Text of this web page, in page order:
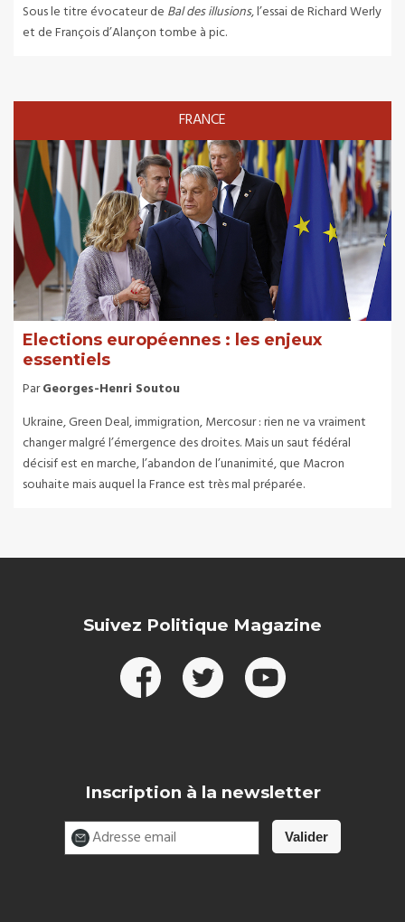
Sous le titre évocateur de Bal des illusions, l’essai de Richard Werly
et de François d’Alançon tombe à pic.
FRANCE
Elections européennes : les enjeux
essentiels
ParGeorges-Henri Soutou
Ukraine, Green Deal, immigration, Mercosur : rien ne va vraiment
changer malgré l’émergence des droites. Mais un saut fédéral
décisif est en marche, l’abandon de l’unanimité, que Macron
souhaite mais auquel la France est très mal préparée.
Suivez Politique Magazine
Inscription à la newsletter